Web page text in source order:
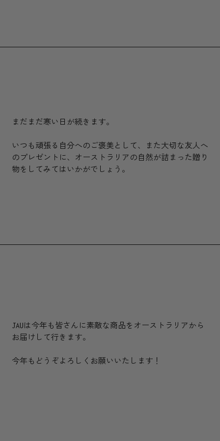
まだまだ寒い日が続きます。
いつも頑張る自分へのご褒美として、また大切な友人へ
のプレゼントに、オーストラリアの自然が詰まった贈り
物をしてみてはいかがでしょう。
JAUは今年も皆さんに素敵な商品をオーストラリアから
お届けして行きます。
今年もどうぞよろしくお願いいたします！